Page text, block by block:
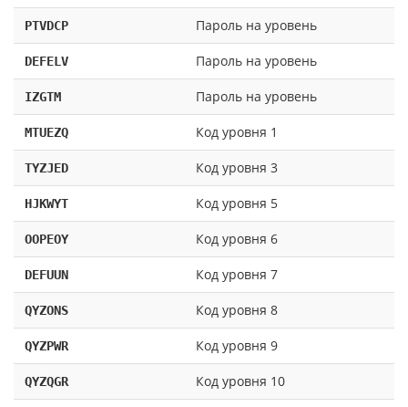
PTVDCP Пароль на уровень
DEFELV Пароль на уровень
IZGTM Пароль на уровень
MTUEZQ Код уровня 1
TYZJED Код уровня 3
HJKWYT Код уровня 5
OOPEOY Код уровня 6
DEFUUN Код уровня 7
QYZONS Код уровня 8
QYZPWR Код уровня 9
QYZQGR Код уровня 10